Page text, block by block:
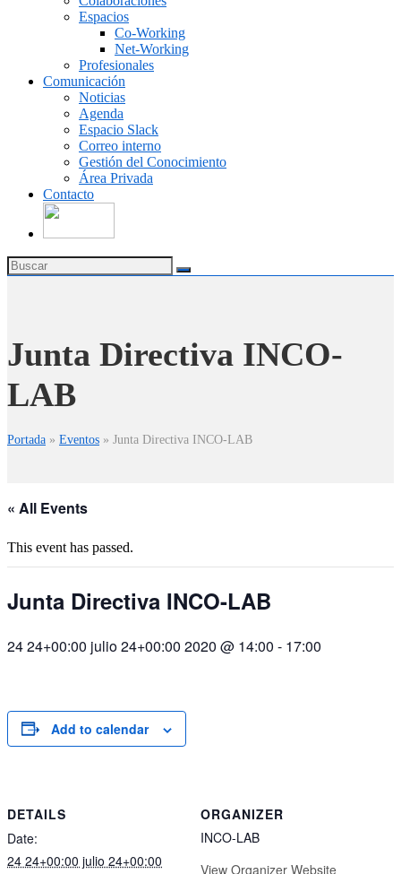
Espacios
Co-Working
Net-Working
Profesionales
Comunicación
Noticias
Agenda
Espacio Slack
Correo interno
Gestión del Conocimiento
Área Privada
Contacto
Junta Directiva INCO-
LAB
Portada » Eventos » Junta Directiva INCO-LAB
« All Events
This event has passed.
Junta Directiva INCO-LAB
24 24+00:00 julio 24+00:00 2020 @ 14:00 - 17:00
Add to calendar
DETAILS
Date:
24 24+00:00 julio 24+00:00
ORGANIZER
INCO-LAB
View Organizer Website